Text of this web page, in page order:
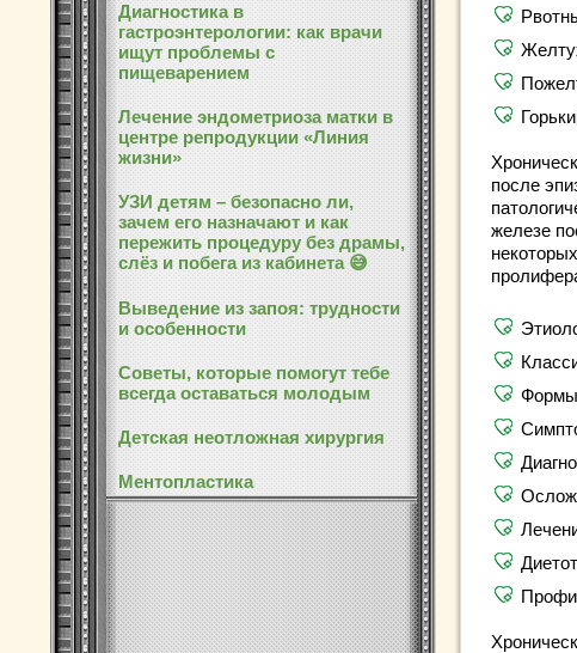
Диагностика в
гастроэнтерологии: как врачи
ищут проблемы с
пищеварением
Лечение эндометриоза матки в
центре репродукции «Линия
жизни»
УЗИ детям – безопасно ли,
зачем его назначают и как
пережить процедуру без драмы,
слёз и побега из кабинета 😅
Выведение из запоя: трудности
и особенности
Советы, которые помогут тебе
всегда оставаться молодым
Детская неотложная хирургия
Ментопластика
после
железе
Формы